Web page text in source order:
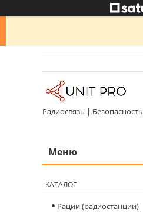
Радиосвязь | Безопасность
КАТАЛОГ
Рации (радиостанции)